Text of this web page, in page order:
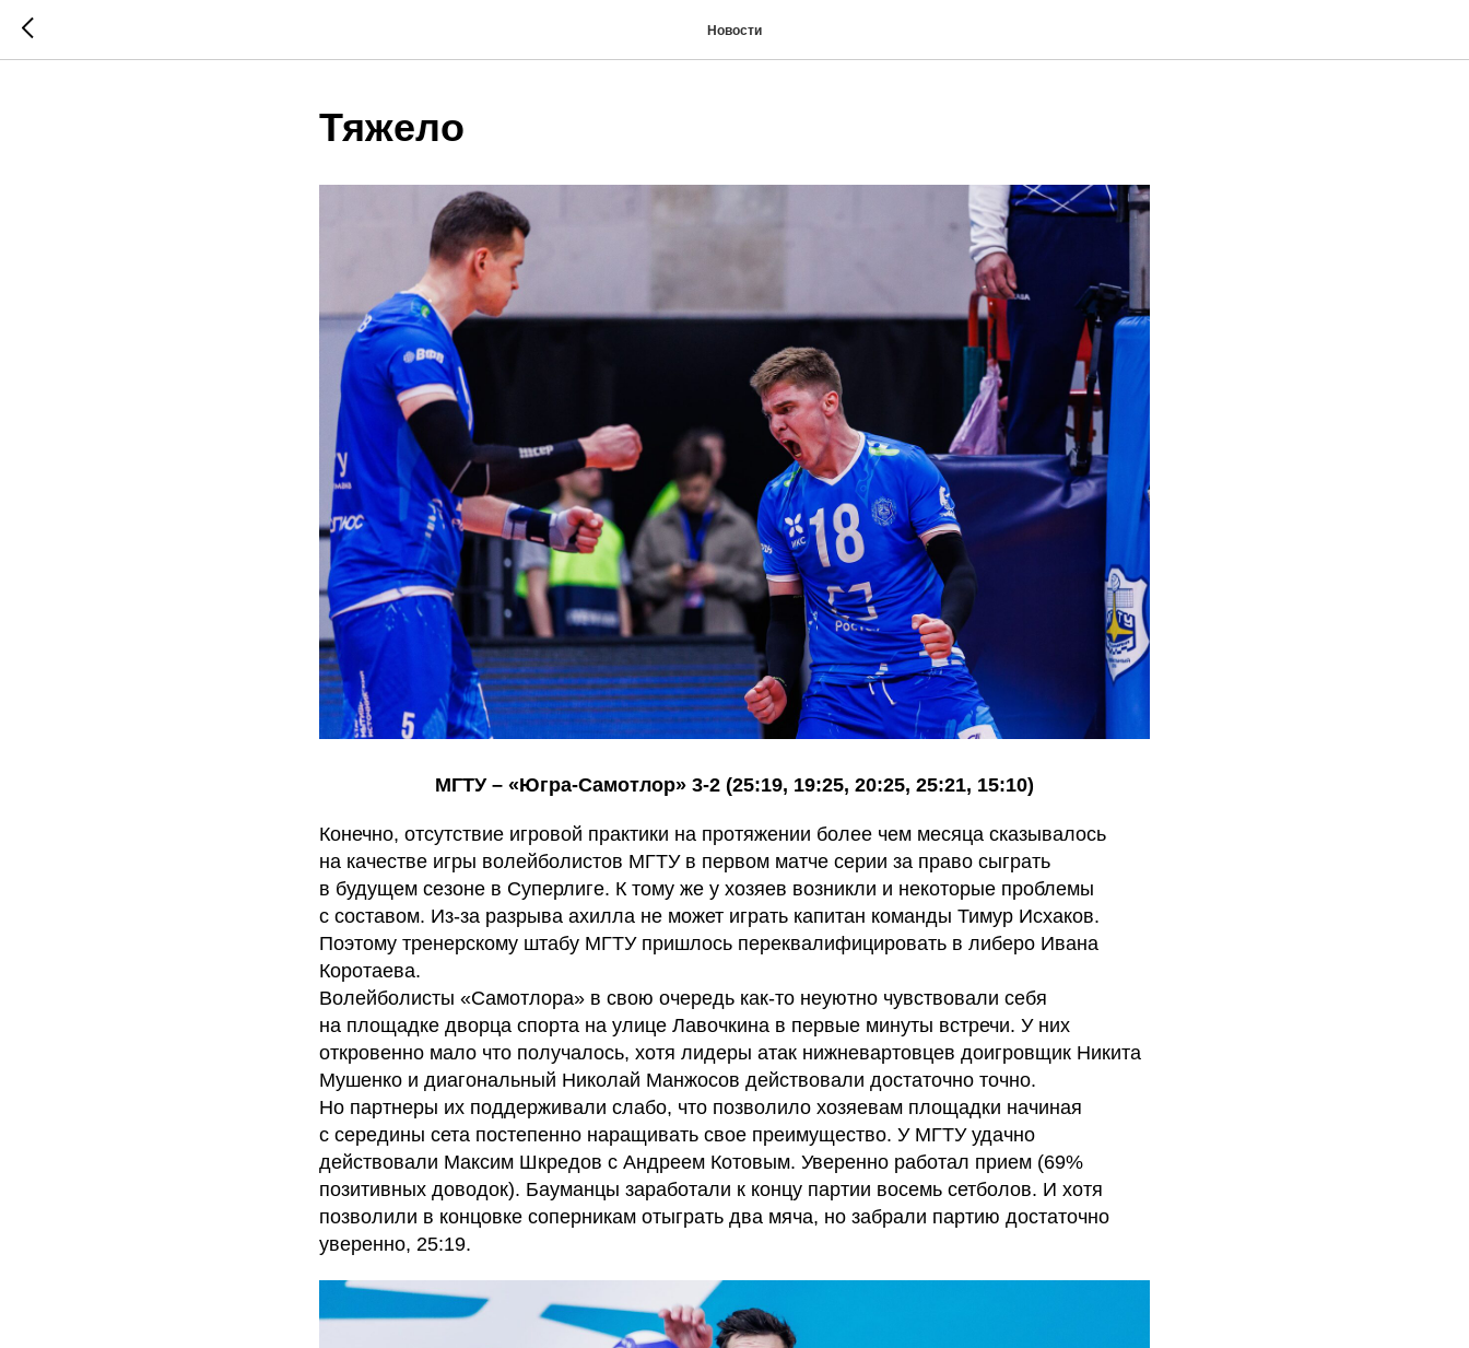
Новости
Тяжело
МГТУ – «Югра-Самотлор» 3-2 (25:19, 19:25, 20:25, 25:21, 15:10)
Конечно, отсутствие игровой практики на протяжении более чем месяца сказывалось
на качестве игры волейболистов МГТУ в первом матче серии за право сыграть
в будущем сезоне в Суперлиге. К тому же у хозяев возникли и некоторые проблемы
с составом. Из-за разрыва ахилла не может играть капитан команды Тимур Исхаков.
Поэтому тренерскому штабу МГТУ пришлось переквалифицировать в либеро Ивана
Коротаева.
Волейболисты «Самотлора» в свою очередь как-то неуютно чувствовали себя
на площадке дворца спорта на улице Лавочкина в первые минуты встречи. У них
откровенно мало что получалось, хотя лидеры атак нижневартовцев доигровщик Никита
Мушенко и диагональный Николай Манжосов действовали достаточно точно.
Но партнеры их поддерживали слабо, что позволило хозяевам площадки начиная
с середины сета постепенно наращивать свое преимущество. У МГТУ удачно
действовали Максим Шкредов с Андреем Котовым. Уверенно работал прием (69%
позитивных доводок). Бауманцы заработали к концу партии восемь сетболов. И хотя
позволили в концовке соперникам отыграть два мяча, но забрали партию достаточно
уверенно, 25:19.